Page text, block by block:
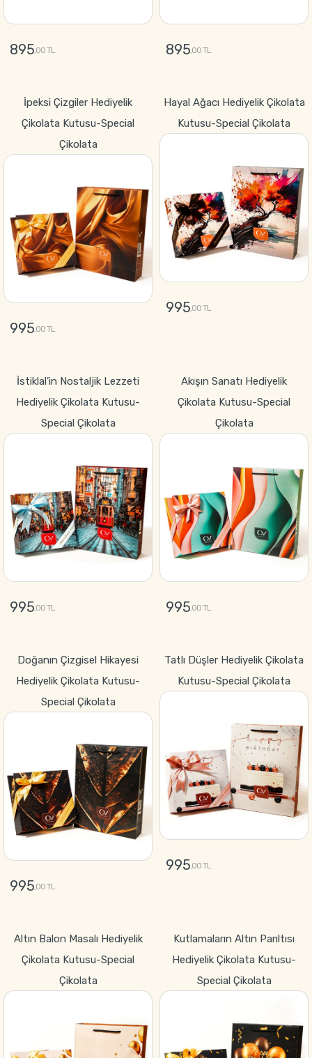
895,00 TL 895,00 TL
İpeksi Çizgiler Hediyelik
Çikolata Kutusu-Special
Çikolata
995,00 TL
Hayal Ağacı Hediyelik Çikolata
Kutusu-Special Çikolata
995,00 TL
İstiklal’in Nostaljik Lezzeti
Hediyelik Çikolata Kutusu-
Special Çikolata
995,00 TL
Akışın Sanatı Hediyelik
Çikolata Kutusu-Special
Çikolata
995,00 TL
Doğanın Çizgisel Hikayesi
Hediyelik Çikolata Kutusu-
Special Çikolata
995,00 TL
Tatlı Düşler Hediyelik Çikolata
Kutusu-Special Çikolata
995,00 TL
Altın Balon Masalı Hediyelik
Çikolata Kutusu-Special
Çikolata
Kutlamaların Altın Parıltısı
Hediyelik Çikolata Kutusu-
Special Çikolata